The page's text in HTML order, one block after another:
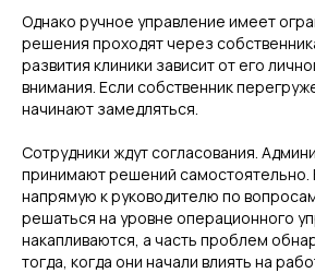
Однако ручное управление имеет
решения проходят через
развития клиники зависит от его
внимания. Если собственник
начинают замедляться.
Сотрудники ждут согласования.
принимают решений
напрямую к руководителю по
решаться на уровне операционного
накапливаются, а часть проблем
тогда, когда они начали влиять на